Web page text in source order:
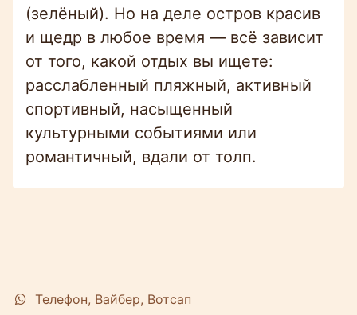
(зелёный). Но на деле остров красив
и щедр в любое время — всё зависит
от того, какой отдых вы ищете:
расслабленный пляжный, активный
спортивный, насыщенный
культурными событиями или
романтичный, вдали от толп.
Телефон, Вайбер, Вотсап